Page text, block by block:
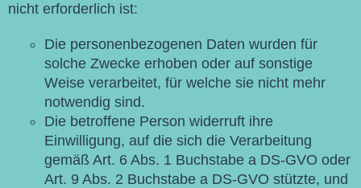
nicht erforderlich ist:
Die personenbezogenen Daten wurden für
solche Zwecke erhoben oder auf sonstige
Weise verarbeitet, für welche sie nicht mehr
notwendig sind.
Die betroffene Person widerruft ihre
Einwilligung, auf die sich die Verarbeitung
gemäß Art. 6 Abs. 1 Buchstabe a DS-GVO oder
Art. 9 Abs. 2 Buchstabe a DS-GVO stützte, und